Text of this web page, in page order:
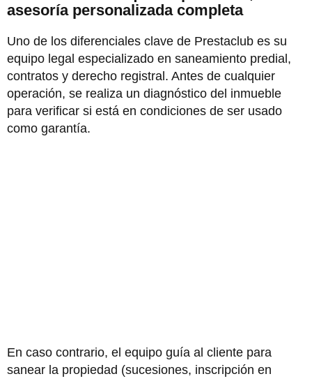
asesoría personalizada completa
Uno de los diferenciales clave de Prestaclub es su
equipo legal especializado en saneamiento predial,
contratos y derecho registral. Antes de cualquier
operación, se realiza un diagnóstico del inmueble
para verificar si está en condiciones de ser usado
como garantía.
En caso contrario, el equipo guía al cliente para
sanear la propiedad (sucesiones, inscripción en